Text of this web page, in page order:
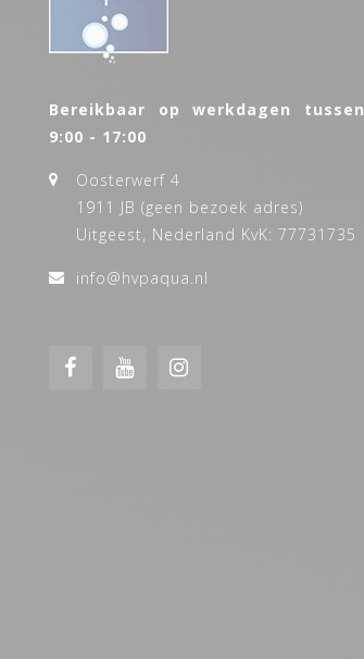
Bereikbaar op werkdagen tussen
9:00 - 17:00
Oosterwerf 4
1911 JB (geen bezoek adres)
Uitgeest, Nederland KvK: 77731735
info@hvpaqua.nl